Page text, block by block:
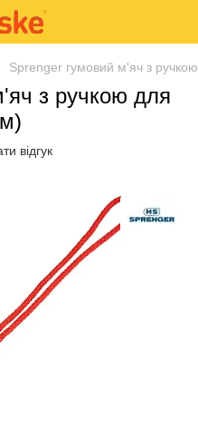
Sprenger гумовий м'яч з
з ручкою для
відгук